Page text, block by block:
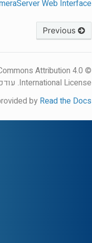
Web Interface
Previous
Attribution 4.0
International License.
by Read the Docs